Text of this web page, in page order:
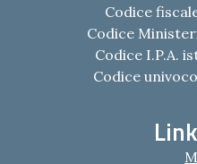
Codice
Codice
Codice I.P.A.
Codice